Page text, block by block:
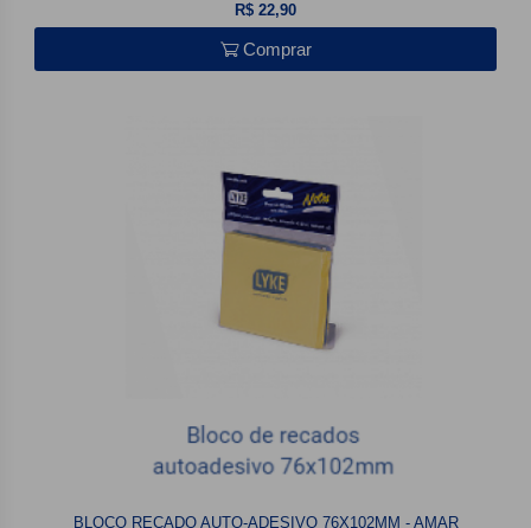
R$ 22,90
Comprar
BLOCO RECADO AUTO-ADESIVO 76X102MM - AMAR